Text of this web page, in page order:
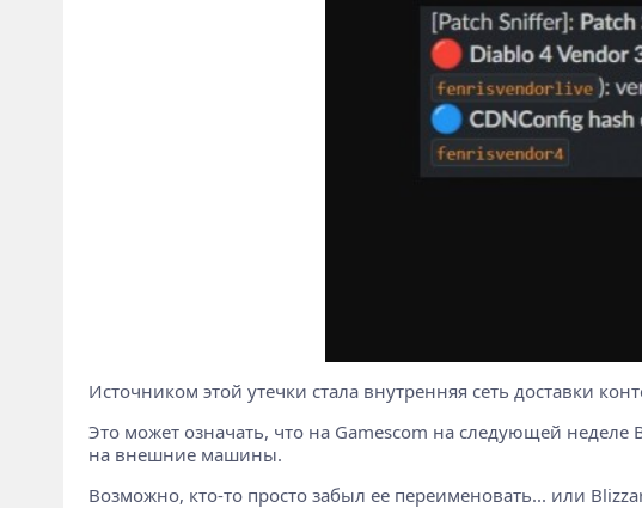
Источником этой утечки стала внутренняя сеть доставки
Это может означать, что на Gamescom на следующей неделе
на внешние машины.
Возможно, кто-то просто забыл ее переименовать... или